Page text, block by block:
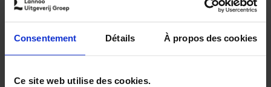
Consentement Détails À propos des cookies
Ce site web utilise des cookies.